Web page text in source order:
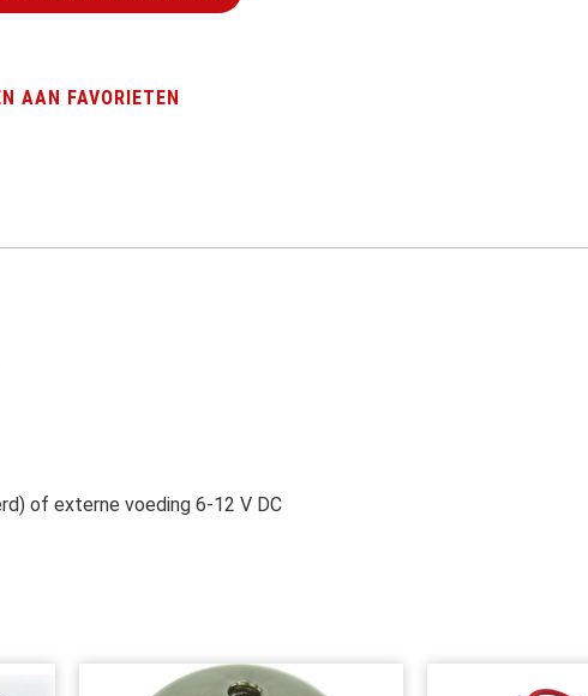
AAN FAVORIETEN
of externe voeding 6-12 V DC